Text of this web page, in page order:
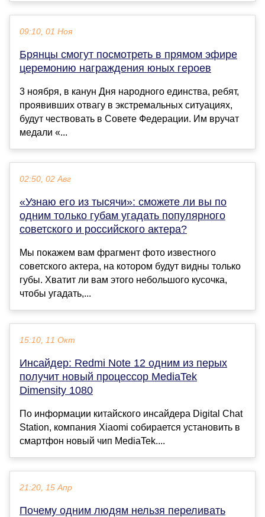
09:10, 01 Ноя
Брянцы смогут посмотреть в прямом эфире
церемонию награждения юных героев
3 ноября, в канун Дня народного единства, ребят,
проявивших отвагу в экстремальных ситуациях,
будут чествовать в Совете Федерации. Им вручат
медали «...
02:50, 02 Авг
«Узнаю его из тысячи»: сможете ли вы по
одним только губам угадать популярного
советского и российского актера?
Мы покажем вам фрагмент фото известного
советского актера, на котором будут видны только
губы. Хватит ли вам этого небольшого кусочка,
чтобы угадать,...
15:10, 11 Окт
Инсайдер: Redmi Note 12 одним из перых
получит новый процессор MediaTek
Dimensity 1080
По информации китайского инсайдера Digital Chat
Station, компания Xiaomi собирается установить в
смартфон новый чип MediaTek....
21:20, 15 Апр
Почему одним людям нельзя переливать